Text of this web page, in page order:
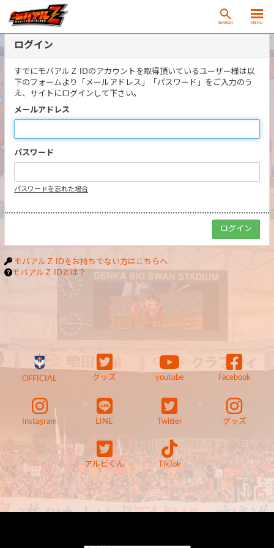
SEARCH MENU
ログイン
すでにモバアルＺ IDのアカウントを取得頂いているユーザー様は以
下のフォームより「メールアドレス」「パスワード」をご入力のう
え、サイトにログインして下さい。
メールアドレス
パスワード
パスワードを忘れた場合
モバアルＺ IDをお持ちでない方はこちらへ
モバアルＺ IDとは？
OFFICIAL グッズ youtube Facebook
Instagram LINE Twitter グッズ
アルビくん TikTok